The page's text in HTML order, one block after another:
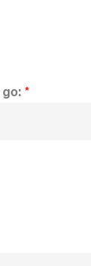
до:*